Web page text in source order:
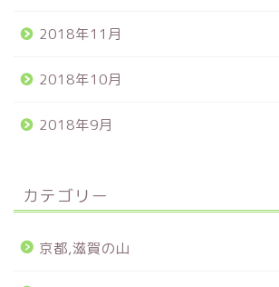
2018年11月
2018年10月
2018年9月
カテゴリー
京都,滋賀の山